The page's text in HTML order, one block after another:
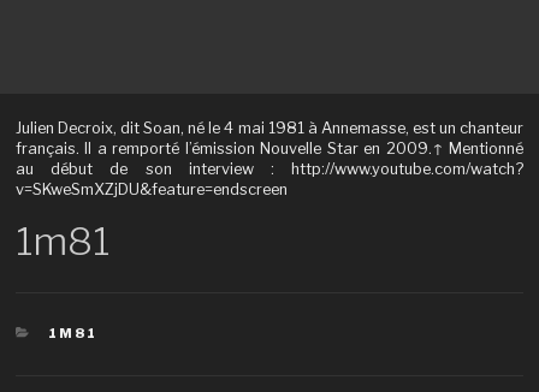
Julien Decroix, dit Soan, né le 4 mai 1981 à Annemasse, est un chanteur
français. Il a remporté l’émission Nouvelle Star en 2009.↑ Mentionné
au début de son interview : http://www.youtube.com/watch?
v=SKweSmXZjDU&feature=endscreen
1m81
CATÉGORIES
1M81